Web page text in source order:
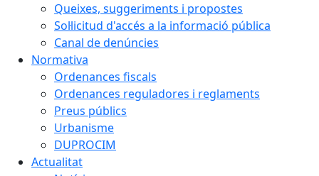
Queixes, suggeriments i propostes
Sol·licitud d'accés a la informació pública
Canal de denúncies
Normativa
Ordenances fiscals
Ordenances reguladores i reglaments
Preus públics
Urbanisme
DUPROCIM
Actualitat